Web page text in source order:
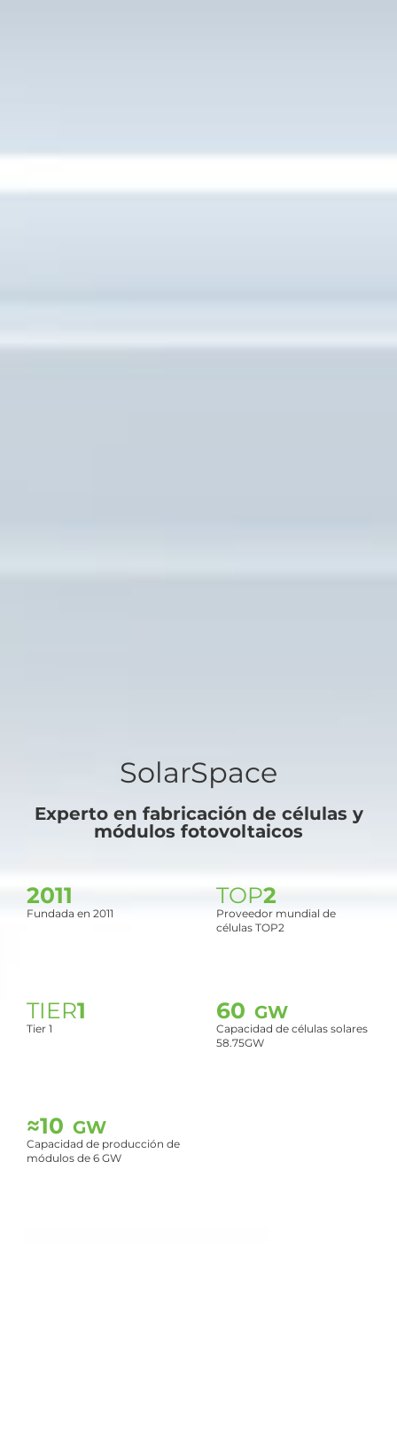
SolarSpace
Experto en fabricación de células y
módulos fotovoltaicos
2011
Fundada en 2011
TOP2
Proveedor mundial de
células TOP2
TIER1
Tier 1
60 GW
Capacidad de células solares
58.75GW
≈10 GW
Capacidad de producción de
módulos de 6 GW